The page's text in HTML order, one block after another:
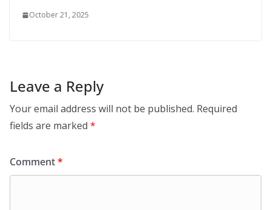
October 21, 2025
Leave a Reply
Your email address will not be published. Required
fields are marked *
Comment*